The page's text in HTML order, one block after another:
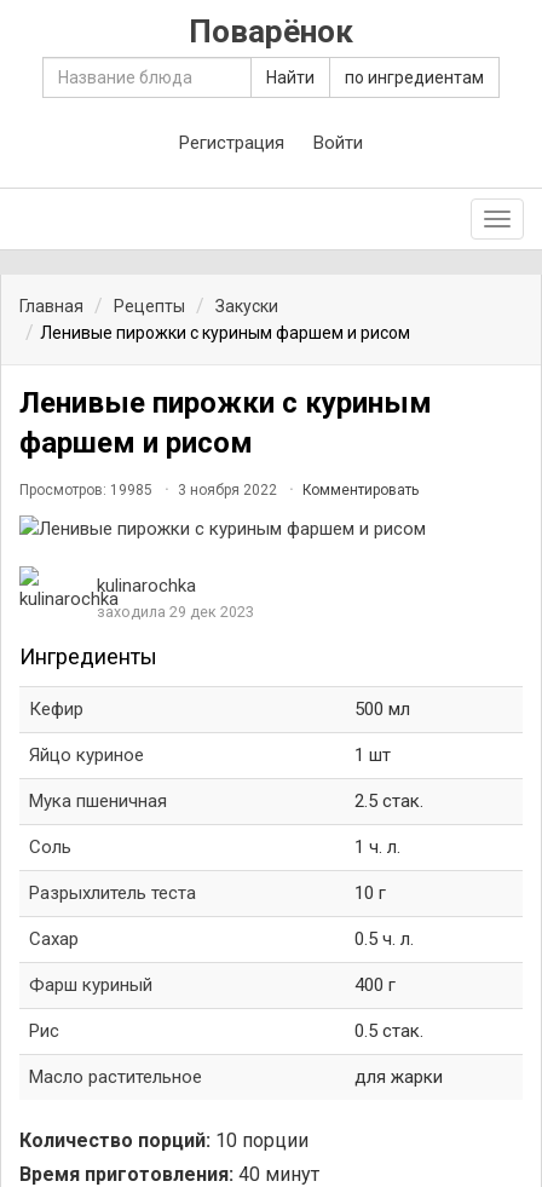
Поварёнок
Найти по ингредиентам
Регистрация Войти
Главная Рецепты
Закуски
Ленивые пирожки с куриным фаршем и рисом
Ленивые пирожки с куриным
фаршем и рисом
Просмотров: 19985 3 ноября 2022 Комментировать
kulinarochka
заходила 29 дек 2023
Ингредиенты
Кефир 500 мл
Яйцо куриное 1 шт
Мука пшеничная 2.5 стак.
Соль 1 ч. л.
Разрыхлитель теста 10 г
Сахар 0.5 ч. л.
Фарш куриный 400 г
Рис 0.5 стак.
Масло растительное для жарки
Количество порций: 10 порции
Время приготовления: 40 минут